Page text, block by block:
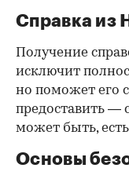
Справка из
Получение
исключит
но поможет его
предоставить —
может быть,
Основы